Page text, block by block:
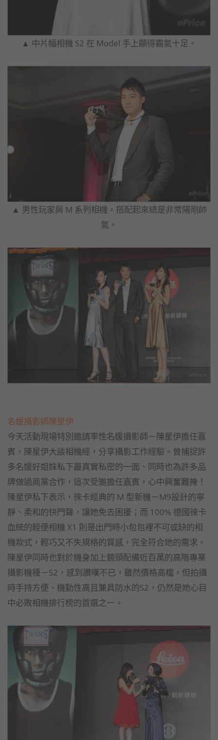
▲ 中片幅相機 S2 在 Model 手上顯得霸氣十足。
▲ 男性玩家與 M 系列相機，搭配起來總是非常陽剛帥
氣。
名媛攝影師陳星伊
今天活動現場特別邀請率性名媛攝影師－陳星伊擔任嘉
賓，陳星伊大談相機經，分享攝影工作經驗。曾捕捉許
多名媛好姐妹私下最真實私密的一面、同時也為許多品
牌做過商業合作，這次受邀擔任嘉賓，心中興奮難掩！
陳星伊私下表示，徠卡經典的 M 型新機－M9設計的寧
靜、柔和的快門聲，讓她免去困擾；而 100% 德國徠卡
血統的輕便相機 X1 則是出門時小包包裡不可或缺的相
機款式，輕巧又不失規格的質感，完全符合她的需求。
陳星伊同時也對於機身加上鏡頭配備近百萬的高階專業
攝影機種－S2，感到讚嘆不已，雖然價格高檔，但拍攝
時手持方便、機動性高且兼具防水的S2，仍然是她心目
中必敗相機排行榜的首選之一。